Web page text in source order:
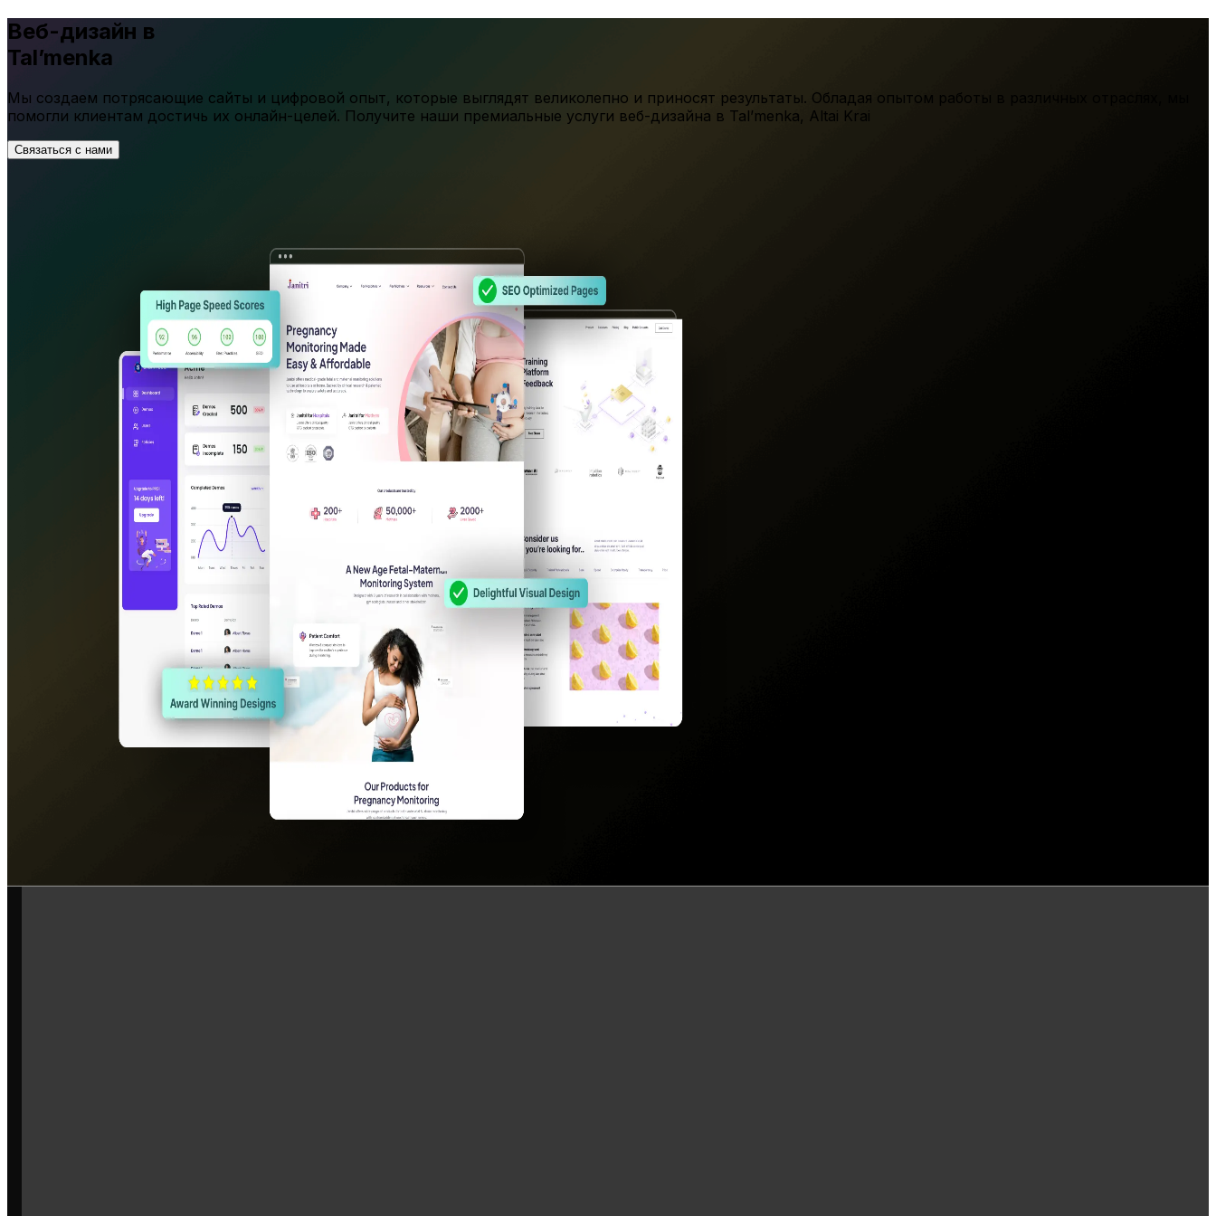
Веб-дизайн в
Tal’menka
Мы создаем потрясающие сайты и цифровой опыт, которые выглядят великолепно и приносят результаты. Обладая опытом работы в различных отраслях, мы
помогли клиентам достичь их онлайн-целей. Получите наши премиальные услуги веб-дизайна в Tal’menka, Altai Krai
Связаться с нами